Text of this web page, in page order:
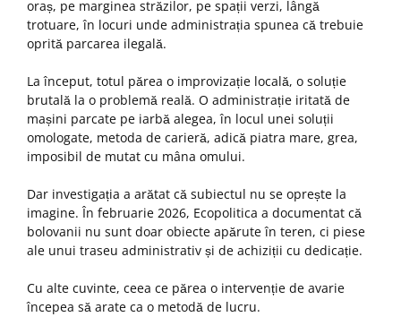
oraș, pe marginea străzilor, pe spații verzi, lângă
trotuare, în locuri unde administrația spunea că trebuie
oprită parcarea ilegală.
La început, totul părea o improvizație locală, o soluție
brutală la o problemă reală. O administrație iritată de
mașini parcate pe iarbă alegea, în locul unei soluții
omologate, metoda de carieră, adică piatra mare, grea,
imposibil de mutat cu mâna omului.
Dar investigația a arătat că subiectul nu se oprește la
imagine. În februarie 2026, Ecopolitica a documentat că
bolovanii nu sunt doar obiecte apărute în teren, ci piese
ale unui traseu administrativ și de achiziții cu dedicație.
Cu alte cuvinte, ceea ce părea o intervenție de avarie
începea să arate ca o metodă de lucru.